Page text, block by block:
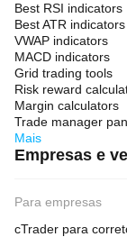
Best RSI indicators
Best ATR indicators
VWAP indicators
MACD indicators
Grid trading tools
Risk reward
Margin calculators
Trade manager
Mais
Empresas e
Para empresas
cTrader para